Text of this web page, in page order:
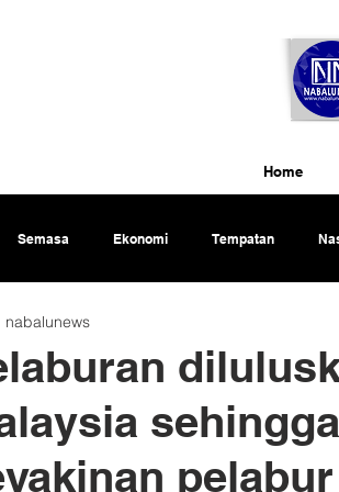
Semasa Ekonomi Tempatan
pelabur
nabalunews
Home